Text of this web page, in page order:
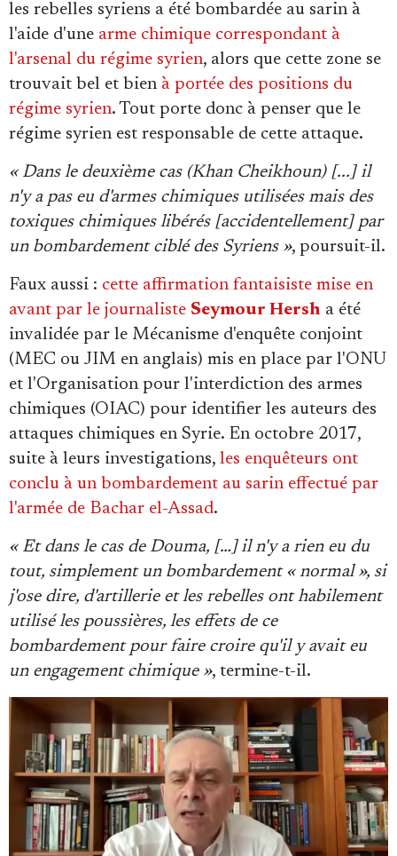
les rebelles syriens a été bombardée au sarin à
l'aide d'une arme chimique correspondant à
l'arsenal du régime syrien, alors que cette zone se
trouvait bel et bien à portée des positions du
régime syrien. Tout porte donc à penser que le
régime syrien est responsable de cette attaque.
« Dans le deuxième cas (Khan Cheikhoun) [...] il
n'y a pas eu d'armes chimiques utilisées mais des
toxiques chimiques libérés [accidentellement] par
un bombardement ciblé des Syriens », poursuit-il.
Faux aussi : cette affirmation fantaisiste mise en
avant par le journaliste Seymour Hersh a été
invalidée par le Mécanisme d'enquête conjoint
(MEC ou JIM en anglais) mis en place par l'ONU
et l'Organisation pour l'interdiction des armes
chimiques (OIAC) pour identifier les auteurs des
attaques chimiques en Syrie. En octobre 2017,
suite à leurs investigations, les enquêteurs ont
conclu à un bombardement au sarin effectué par
l'armée de Bachar el-Assad.
« Et dans le cas de Douma, […] il n'y a rien eu du
tout, simplement un bombardement « normal », si
j'ose dire, d'artillerie et les rebelles ont habilement
utilisé les poussières, les effets de ce
bombardement pour faire croire qu'il y avait eu
un engagement chimique », termine-t-il.
Lecteur
vidéo